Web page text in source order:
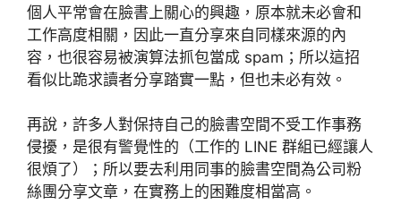
個人平常會在臉書上關心的興趣，原本就未必會和
工作高度相關，因此一直分享來自同樣來源的內
容，也很容易被演算法抓包當成 spam；所以這招
看似比跪求讀者分享踏實一點，但也未必有效。
再說，許多人對保持自己的臉書空間不受工作事務
侵擾，是很有警覺性的（工作的 LINE 群組已經讓人
很煩了）；所以要去利用同事的臉書空間為公司粉
絲團分享文章，在實務上的困難度相當高。